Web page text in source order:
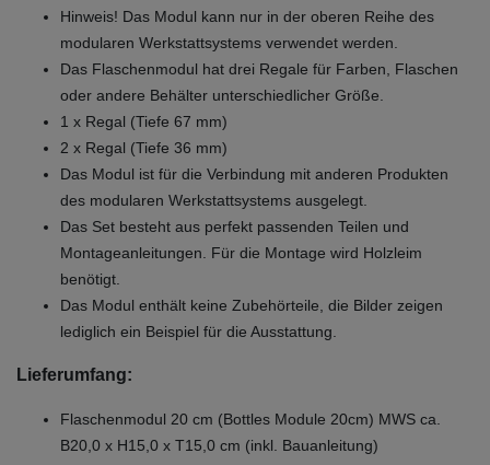
Hinweis! Das Modul kann nur in der oberen Reihe des
modularen Werkstattsystems verwendet werden.
Das Flaschenmodul hat drei Regale für Farben, Flaschen
oder andere Behälter unterschiedlicher Größe.
1 x Regal (Tiefe 67 mm)
2 x Regal (Tiefe 36 mm)
Das Modul ist für die Verbindung mit anderen Produkten
des modularen Werkstattsystems ausgelegt.
Das Set besteht aus perfekt passenden Teilen und
Montageanleitungen. Für die Montage wird Holzleim
benötigt.
Das Modul enthält keine Zubehörteile, die Bilder zeigen
lediglich ein Beispiel für die Ausstattung.
Lieferumfang:
Flaschenmodul 20 cm (Bottles Module 20cm) MWS ca.
B20,0 x H15,0 x T15,0 cm (inkl. Bauanleitung)